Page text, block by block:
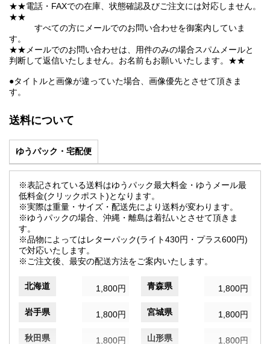
★★電話・FAXでの在庫、状態確認及びご注文には対応しません。
★★
すべての方にメールでのお問い合わせを御案内していま
す。
★★メールでのお問い合わせは、用件のみの場合スパムメールと
判断して返信いたしません。お名前もお願いいたします。★★
●タイトルと画像が違っていた場合、画像優先とさせて頂きま
す。
送料について
ゆうパック・宅配便
※表記されている送料はゆうパック最大料金・ゆうメール最
低料金(クリックポスト)となります。
※実際は重量・サイズ・配送先により送料が変わります。
※ゆうパックの場合、沖縄・離島は着払いとさせて頂きま
す。
※品物によってはレターパック(ライト430円・プラス600円)
で対応いたします。
※ご注文後、最安の配送方法をご案内いたします。
北海道 1,800円 青森県 1,800円
岩手県 1,800円 宮城県 1,800円
秋田県 1,800円 山形県 1,800円